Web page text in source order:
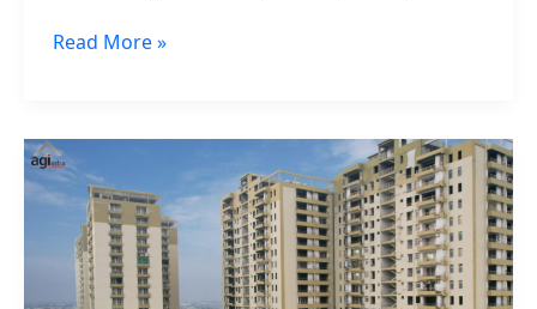
Read More »
जालंधर:
AGI
फ्लैटों
युवती